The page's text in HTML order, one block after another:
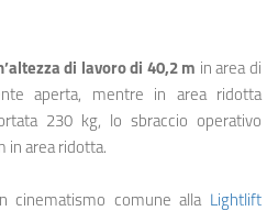
di lavoro di 40,2 m in area di
aperta, mentre in area ridotta
230 kg, lo sbraccio operativo
in area ridotta.
cinematismo comune alla Lightlift